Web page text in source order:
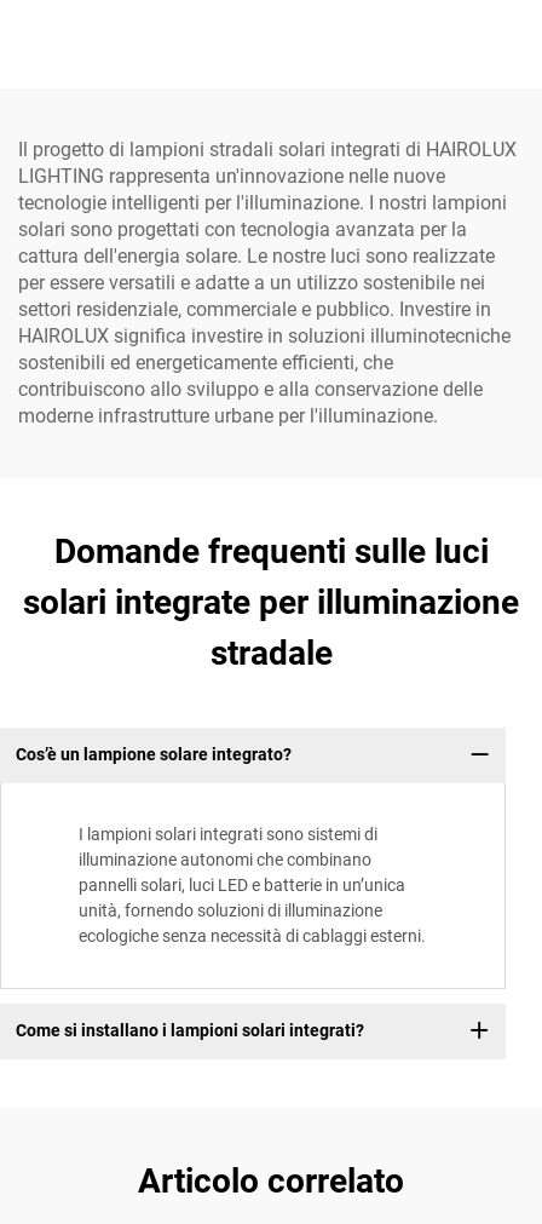
Il progetto di lampioni stradali solari integrati di HAIROLUX
LIGHTING rappresenta un'innovazione nelle nuove
tecnologie intelligenti per l'illuminazione. I nostri lampioni
solari sono progettati con tecnologia avanzata per la
cattura dell'energia solare. Le nostre luci sono realizzate
per essere versatili e adatte a un utilizzo sostenibile nei
settori residenziale, commerciale e pubblico. Investire in
HAIROLUX significa investire in soluzioni illuminotecniche
sostenibili ed energeticamente efficienti, che
contribuiscono allo sviluppo e alla conservazione delle
moderne infrastrutture urbane per l'illuminazione.
Domande frequenti sulle luci
solari integrate per illuminazione
stradale
Cos’è un lampione solare integrato?
I lampioni solari integrati sono sistemi di
illuminazione autonomi che combinano
pannelli solari, luci LED e batterie in un’unica
unità, fornendo soluzioni di illuminazione
ecologiche senza necessità di cablaggi esterni.
Come si installano i lampioni solari integrati?
Articolo correlato